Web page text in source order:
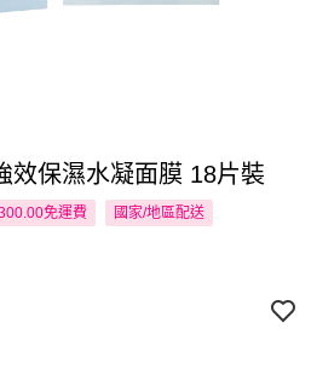
效保濕水凝面膜 18片裝
免運費 國家/地區配送